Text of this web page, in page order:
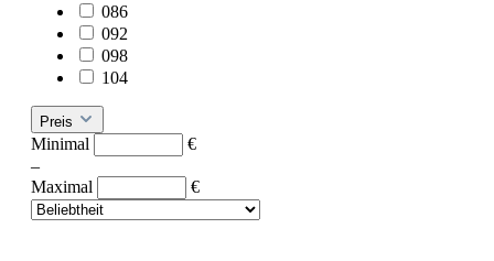
086
092
098
104
Preis
Minimal
€
–
Maximal
€